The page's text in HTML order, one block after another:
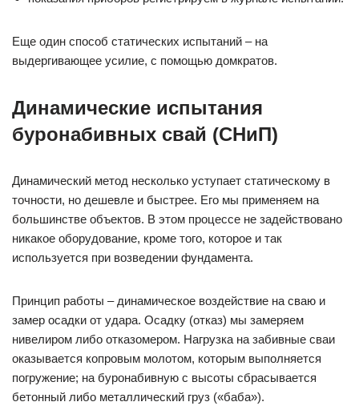
Еще один способ статических испытаний – на
выдергивающее усилие, с помощью домкратов.
Динамические испытания
буронабивных свай (СНиП)
Динамический метод несколько уступает статическому в
точности, но дешевле и быстрее. Его мы применяем на
большинстве объектов. В этом процессе не задействовано
никакое оборудование, кроме того, которое и так
используется при возведении фундамента.
Принцип работы – динамическое воздействие на сваю и
замер осадки от удара. Осадку (отказ) мы замеряем
нивелиром либо отказомером. Нагрузка на забивные сваи
оказывается копровым молотом, которым выполняется
погружение; на буронабивную с высоты сбрасывается
бетонный либо металлический груз («баба»).